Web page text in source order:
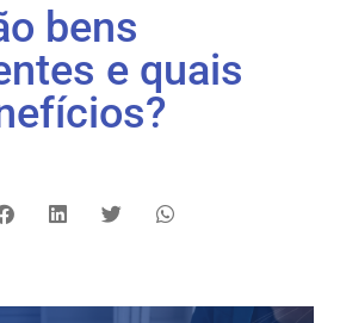
bens
e quais